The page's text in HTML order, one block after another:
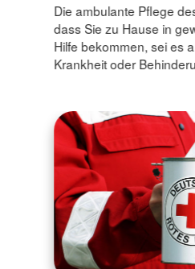
Die ambulante Pflege
dass Sie zu Hause in
Hilfe bekommen, sei es
Krankheit oder